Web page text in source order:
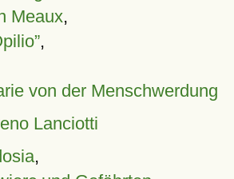
Meaux,
,
von der Menschwerdung
Lanciotti
,